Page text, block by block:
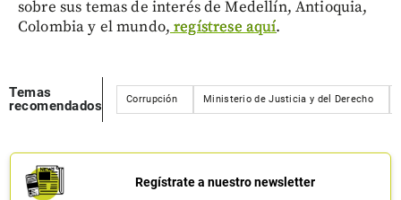
sobre sus temas de interés de Medellín, Antioquia,
Colombia y el mundo, regístrese aquí.
Temas
recomendados
Corrupción Ministerio de Justicia y del Derecho
Regístrate a nuestro newsletter